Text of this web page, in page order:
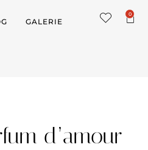
GALERIE
0
d’amour